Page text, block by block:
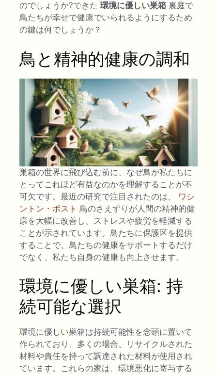
のでしょうか?できた 環境に優しい巣箱 裏庭で
鳥たちが幸せで健康でいられるようにするため
の鍵は何でしょうか？
鳥と精神的健康の調和
巣箱の世界に飛び込む前に、なぜ鳥が私たちに
とってこれほど有益なのかを理解することが不
可欠です。最近の研究で注目されたのは、 ワシ
ントン・ポスト 鳥のさえずりが人間の精神的健
康を大幅に改善し、ストレスや疲労を軽減する
ことが示されています。鳥たちに保護区を提供
することで、鳥たちの健康をサポートするだけ
でなく、私たち自身の健康も向上させます。
環境に優しい巣箱: 持
続可能な選択
環境に優しい巣箱は持続可能性を念頭に置いて
作られており、多くの場合、リサイクルされた
材料や責任を持って調達された材料が使用され
ています。これらの家は、環境悪化に寄与する